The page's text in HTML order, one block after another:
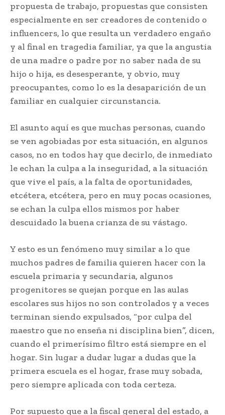
propuesta de trabajo, propuestas que consisten
especialmente en ser creadores de contenido o
influencers, lo que resulta un verdadero engaño
y al final en tragedia familiar, ya que la angustia
de una madre o padre por no saber nada de su
hijo o hija, es desesperante, y obvio, muy
preocupantes, como lo es la desaparición de un
familiar en cualquier circunstancia.
El asunto aquí es que muchas personas, cuando
se ven agobiadas por esta situación, en algunos
casos, no en todos hay que decirlo, de inmediato
le echan la culpa a la inseguridad, a la situación
que vive el país, a la falta de oportunidades,
etcétera, etcétera, pero en muy pocas ocasiones,
se echan la culpa ellos mismos por haber
descuidado la buena crianza de su vástago.
Y esto es un fenómeno muy similar a lo que
muchos padres de familia quieren hacer con la
escuela primaria y secundaria, algunos
progenitores se quejan porque en las aulas
escolares sus hijos no son controlados y a veces
terminan siendo expulsados, “por culpa del
maestro que no enseña ni disciplina bien”, dicen,
cuando el primerísimo filtro está siempre en el
hogar. Sin lugar a dudar lugar a dudas que la
primera escuela es el hogar, frase muy sobada,
pero siempre aplicada con toda certeza.
Por supuesto que a la fiscal general del estado, a